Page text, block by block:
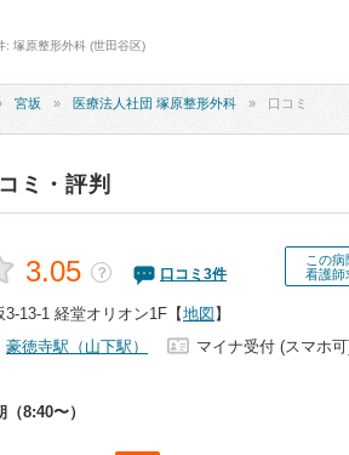
: 塚原整形外科 (世田谷区)
宮坂 医療法人社団 塚原整形外科 口コミ
ミ・評判
この病
看護師
3.05 ？ 口コミ 3件
13-1 経堂オリオン1F 【地図 】
豪徳寺駅（山下駅）
マイナ受付 (スマホ
（8:40〜）